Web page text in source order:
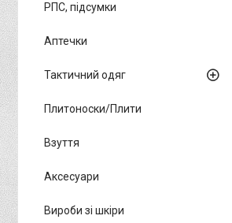
РПС, підсумки
Аптечки
Тактичний одяг
Плитоноски/Плити
Взуття
Аксесуари
Вироби зі шкіри